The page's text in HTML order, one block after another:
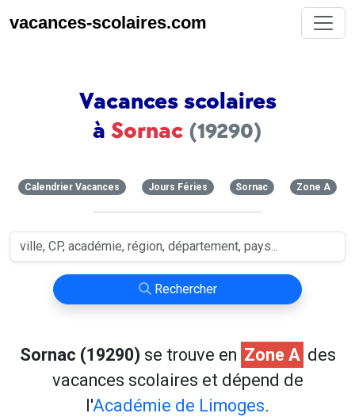
vacances-scolaires.com
Vacances scolaires
à Sornac (19290)
Calendrier Vacances Jours Féries Sornac Zone A
Rechercher
Sornac (19290) se trouve en Zone A des
vacances scolaires et dépend de
l'Académie de Limoges.